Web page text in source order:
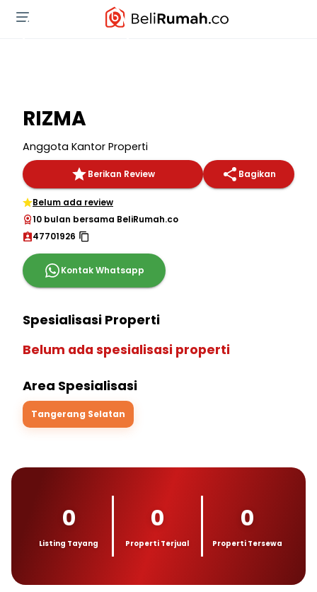
RIZMA
Anggota Kantor Properti
Berikan Review Bagikan
Belum ada review
10 bulan bersama BeliRumah.co
47701926
Kontak Whatsapp
Spesialisasi Properti
Belum ada spesialisasi properti
Area Spesialisasi
Tangerang Selatan
0
Listing Tayang
0
Properti Terjual
0
Properti Tersewa